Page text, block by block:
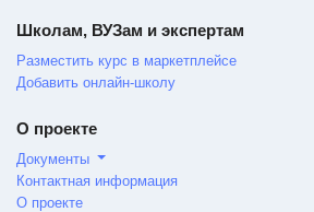
Школам, ВУЗам и экспертам
Разместить курс в маркетплейсе
Добавить онлайн-школу
О проекте
Документы
Контактная информация
О проекте